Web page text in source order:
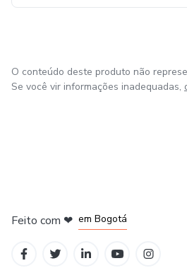
O conteúdo deste produto não
Se você vir informações inadequadas,
Feito com ❤ em Bogotá